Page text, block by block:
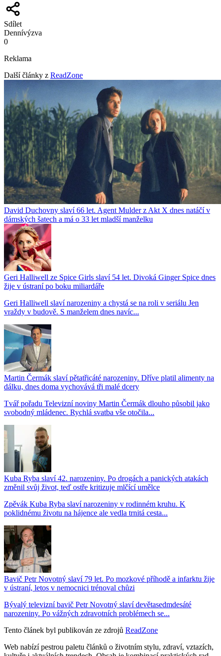
Sdílet
Dennívýzva
0
Reklama
Další články z ReadZone
David Duchovny slaví 66 let. Agent Mulder z Akt X dnes natáčí v
dámských šatech a má o 33 let mladší manželku
Geri Halliwell ze Spice Girls slaví 54 let. Divoká Ginger Spice dnes
žije v ústraní po boku miliardáře
Geri Halliwell slaví narozeniny a chystá se na roli v seriálu Jen
vraždy v budově. S manželem dnes navíc...
Martin Čermák slaví pětatřicáté narozeniny. Dříve platil alimenty na
dálku, dnes doma vychovává tři malé dcery
Tvář pořadu Televizní noviny Martin Čermák dlouho působil jako
svobodný mládenec. Rychlá svatba vše otočila...
Kuba Ryba slaví 42. narozeniny. Po drogách a panických atakách
změnil svůj život, teď ostře kritizuje mlčící umělce
Zpěvák Kuba Ryba slaví narozeniny v rodinném kruhu. K
poklidnému životu na hájence ale vedla trnitá cesta...
Bavič Petr Novotný slaví 79 let. Po mozkové příhodě a infarktu žije
v ústraní, letos v nemocnici trénoval chůzi
Bývalý televizní bavič Petr Novotný slaví devětasedmdesáté
narozeniny. Po vážných zdravotních problémech se...
Tento článek byl publikován ze zdrojů ReadZone
Web nabízí pestrou paletu článků o životním stylu, zdraví, vztazích,